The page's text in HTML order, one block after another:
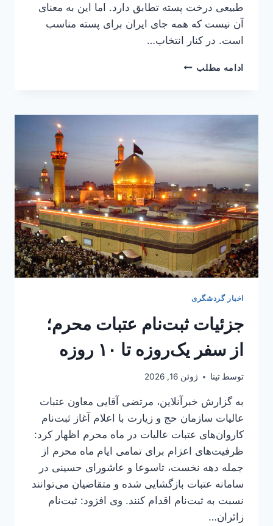
طبیعی درخت پسته تطابق دارد. اما این به معنای
آن نیست که همه جای ایران برای پسته مناسب
است. در کنار انتخاب…
ادامه مطلب مناطق
پسته
اخبار گردشگری
جزئیات ثبت‌نام عتبات محرم؛
از سفر یک‌روزه تا ۱۰ روزه
توسط تینا ژوئن 16, 2026
به گزارش خبرآنلاین، مرتضی آقایی معاون عتبات
عالیات سازمان حج و زیارت با اعلام آغاز ثبت‌نام
کاروان‌های عتبات عالیات در ماه محرم اظهار کرد:
ظرفیت‌های اعزام برای تمامی ایام ماه محرم از
جمله دهه نخست، تاسوعا و عاشورای حسینی در
سامانه عتبات بازگشایی شده و متقاضیان می‌توانند
نسبت به ثبت‌نام اقدام کنند. وی افزود: ثبت‌نام
زائران…